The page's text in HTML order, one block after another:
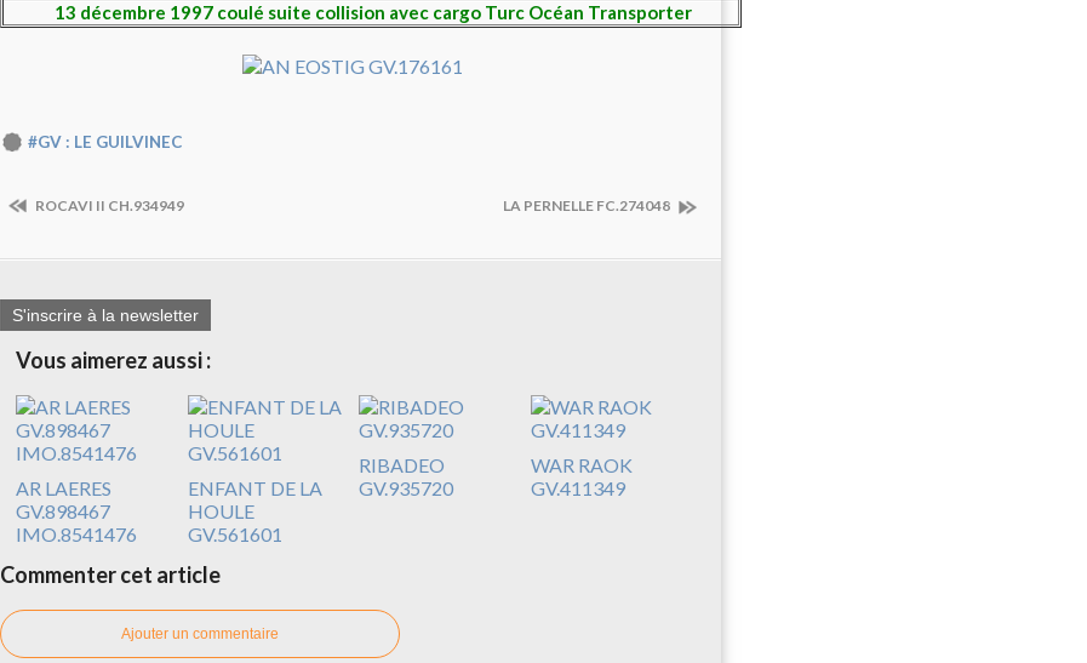
13 décembre 1997 coulé suite collision avec cargo Turc Océan Transporter
#GV : LE GUILVINEC
ROCAVI II CH.934949 LA PERNELLE FC.274048
S'inscrire à la newsletter
Vous aimerez aussi :
AR LAERES
GV.898467
IMO.8541476
ENFANT DE LA
HOULE
GV.561601
RIBADEO
GV.935720
WAR RAOK
GV.411349
Commenter cet article
Ajouter un commentaire